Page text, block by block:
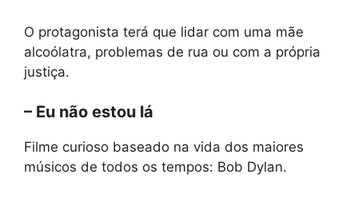
O protagonista terá que lidar com uma mãe
alcoólatra, problemas de rua ou com a própria
justiça.
– Eu não estou lá
Filme curioso baseado na vida dos maiores
músicos de todos os tempos: Bob Dylan.